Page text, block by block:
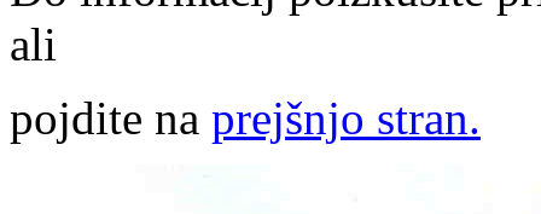
ali
pojdite na prejšnjo stran.